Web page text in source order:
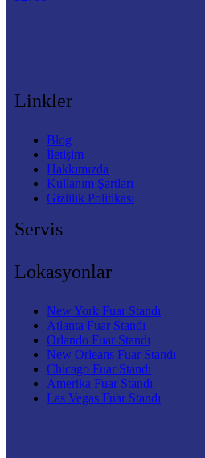
Linkler
Blog
İletişim
Hakkımızda
Kullanım Şartları
Gizlilik Politikası
Servis
Lokasyonlar
New York Fuar Standı
Atlanta Fuar Standı
Orlando Fuar Standı
New Orleans Fuar Standı
Chicago Fuar Standı
Amerika Fuar Standı
Las Vegas Fuar Standı